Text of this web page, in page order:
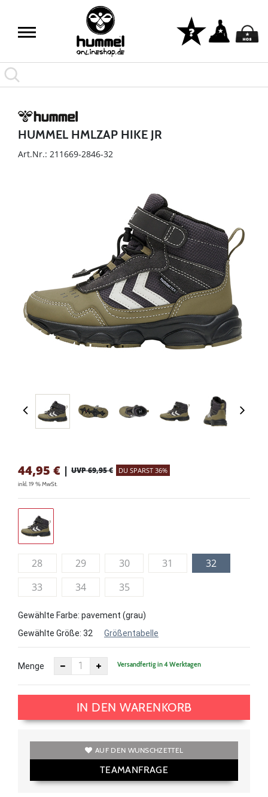
HUMMEL HMLZAP HIKE JR
Art.Nr.: 211669-2846-32
44,95 € | UVP 69,95 € DU SPARST 36%
inkl. 19 % MwSt.
28 29 30 31
32
33
34 35
Gewählte Farbe: pavement (grau)
Gewählte Größe: 32 Größentabelle
Menge Versandfertig in 4 Werktagen
IN DEN WARENKORB
AUF DEN WUNSCHZETTEL
TEAMANFRAGE